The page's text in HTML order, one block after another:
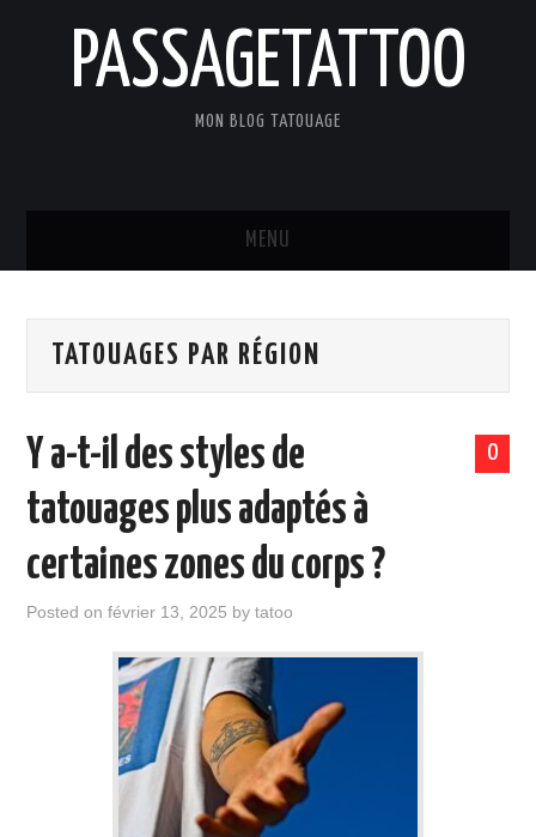
PASSAGETATTOO
MON BLOG TATOUAGE
MENU
BLOG
ÉVÉNEMENTS
INSPIRATION
SOINS DES TATOUAGES
TATOUAGES PAR RÉGION
0
Y a-t-il des styles de
tatouages plus adaptés à
certaines zones du corps ?
Posted onfévrier 13, 2025 bytatoo